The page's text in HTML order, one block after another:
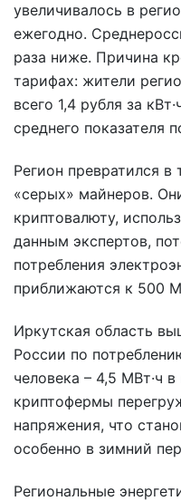
увеличивалось в
ежегодно.
раза ниже. Причина
тарифах: жители
всего 1,4 рубля за
среднего показателя
Регион превратился
«серых» майнеров.
криптовалюту,
данным экспертов,
потребления
приближаются к 500
Иркутская область
России по
человека – 4,5 МВт·ч
криптофермы
напряжения, что
особенно в зимний
Региональные